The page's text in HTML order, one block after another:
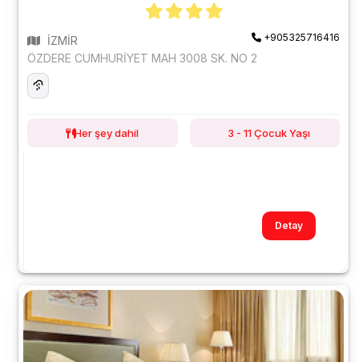
İZMİR +905325716416
ÖZDERE CUMHURİYET MAH 3008 SK. NO 2
Her şey dahil 3 - 11 Çocuk Yaşı
Detay